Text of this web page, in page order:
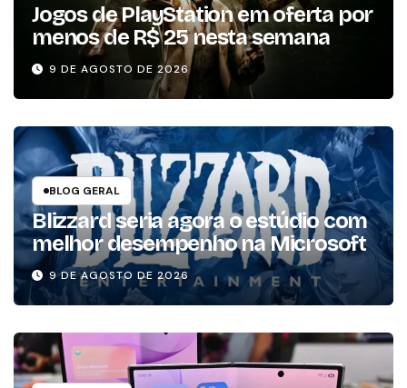
Jogos de PlayStation em oferta por
menos de R$ 25 nesta semana
9 DE AGOSTO DE 2026
BLOG GERAL
Blizzard seria agora o estúdio com
melhor desempenho na Microsoft
9 DE AGOSTO DE 2026